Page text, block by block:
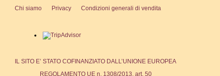
Chi siamo Privacy Condizioni generali di vendita
IL SITO E’ STATO COFINANZIATO DALL’UNIONE EUROPEA
REGOLAMENTO UE n. 1308/2013, art. 50